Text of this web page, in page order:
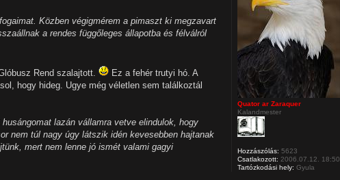
Közben végigmérem a pimaszt ki megzavart
a rendes függőleges állapotba és félválról
Rend szalajtott.
Ez a fehér trutyi hó. A
hogy hideg. Ugye még véletlen sem találkoztál
lazán vállamra vetve elindulok, hogy
nem túl nagy úgy látszik idén kevesebben hajtanak
mert nem lenne jó ismét valami gagyi
Quator ar Zaraquer
Kalandmester
Hozzászólás: 5623
Csatlakozott: 2006.07.12. 18:50
Tartózkodási hely: Gyula